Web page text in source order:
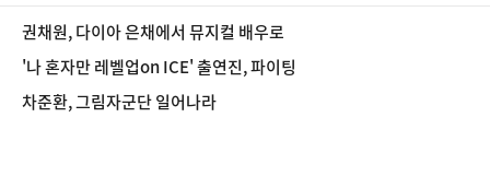
권채원, 다이아 은채에서 뮤지컬 배우로
'나 혼자만 레벨업on ICE' 출연진, 파이팅
차준환, 그림자군단 일어나라